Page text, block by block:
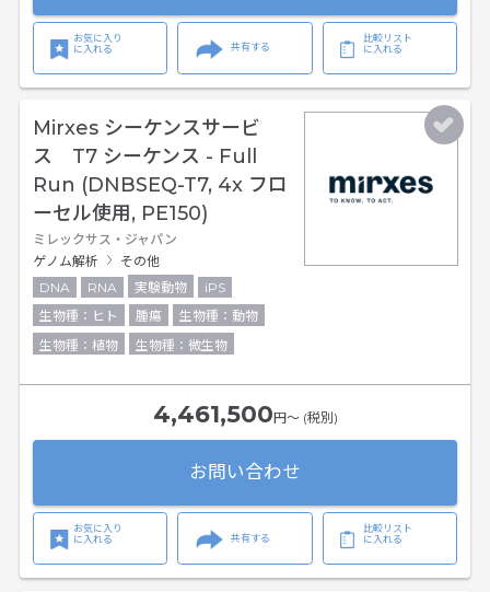
お気に入り
に入れる
共有する
比較リスト
に入れる
Mirxes シーケンスサービ
ス T7 シーケンス - Full
Run (DNBSEQ-T7, 4x フロ
ーセル使用, PE150)
ミレックサス・ジャパン
ゲノム解析
その他
DNA
RNA 実験動物
iPS
生物種：ヒト
腫瘍
生物種：動物
生物種：植物
生物種：微生物
4,461,500円〜 (税別)
お問い合わせ
お気に入り
に入れる
共有する
比較リスト
に入れる